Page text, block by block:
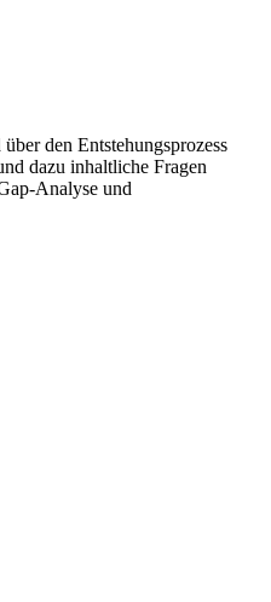
den Entstehungsprozess
dazu inhaltliche Fragen
Analyse und